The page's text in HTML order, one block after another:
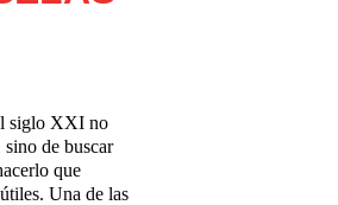
siglo XXI no
sino de buscar
que
Una de las